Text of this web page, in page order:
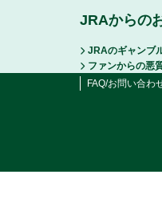
JRAからの
JRAのギャンブ
ファンからの悪
FAQ/お問い合わ